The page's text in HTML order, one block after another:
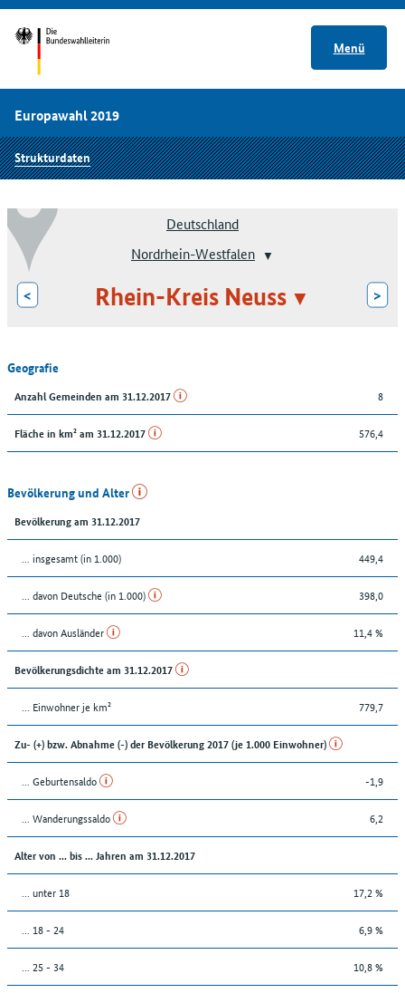
Menü
Europawahl 2019
Strukturdaten
Deutschland
Nordrhein-Westfalen
< Rhein-Kreis Neuss >
Geografie
Anzahl Gemeinden am 31.12.2017 8
Fläche in km² am 31.12.2017 576,4
Bevölkerung und Alter
Bevölkerung am 31.12.2017
... insgesamt (in 1.000) 449,4
... davon Deutsche (in 1.000) 398,0
... davon Ausländer 11,4 %
Bevölkerungsdichte am 31.12.2017
... Einwohner je km² 779,7
Zu- (+) bzw. Abnahme (-) der Bevölkerung 2017 (je 1.000 Einwohner)
... Geburtensaldo -1,9
... Wanderungssaldo 6,2
Alter von ... bis ... Jahren am 31.12.2017
... unter 18 17,2 %
... 18 - 24 6,9 %
... 25 - 34 10,8 %